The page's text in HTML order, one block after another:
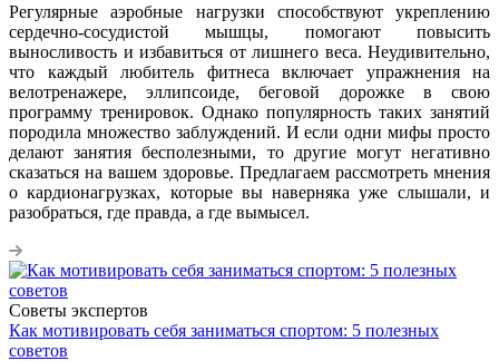
Регулярные аэробные нагрузки способствуют укреплению
сердечно-сосудистой мышцы, помогают повысить
выносливость и избавиться от лишнего веса. Неудивительно,
что каждый любитель фитнеса включает упражнения на
велотренажере, эллипсоиде, беговой дорожке в свою
программу тренировок. Однако популярность таких занятий
породила множество заблуждений. И если одни мифы просто
делают занятия бесполезными, то другие могут негативно
сказаться на вашем здоровье. Предлагаем рассмотреть мнения
о кардионагрузках, которые вы наверняка уже слышали, и
разобраться, где правда, а где вымысел.
Советы экспертов
Как мотивировать себя заниматься спортом: 5 полезных
советов